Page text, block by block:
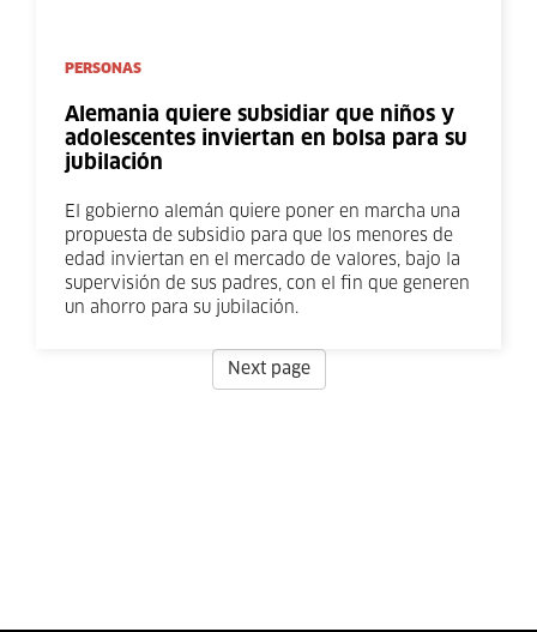
PERSONAS
Alemania quiere subsidiar que niños y
adolescentes inviertan en bolsa para su
jubilación
El gobierno alemán quiere poner en marcha una
propuesta de subsidio para que los menores de
edad inviertan en el mercado de valores, bajo la
supervisión de sus padres, con el fin que generen
un ahorro para su jubilación.
Next page